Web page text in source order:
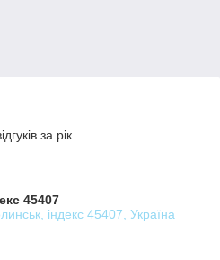
за рік
45407
індекс 45407, Україна